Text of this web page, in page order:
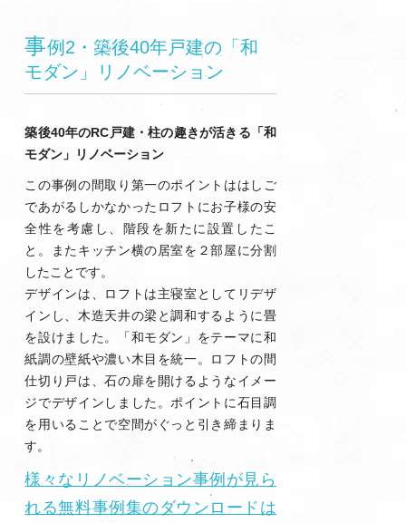
事例2・築後40年戸建の「和
モダン」リノベーション
築後40年のRC戸建・柱の趣きが活きる「和
モダン」リノベーション
この事例の間取り第一のポイントははしご
であがるしかなかったロフトにお子様の安
全性を考慮し、階段を新たに設置したこ
と。またキッチン横の居室を２部屋に分割
したことです。
デザインは、ロフトは主寝室としてリデザ
インし、木造天井の梁と調和するように畳
を設けました。「和モダン」をテーマに和
紙調の壁紙や濃い木目を統一。ロフトの間
仕切り戸は、石の扉を開けるようなイメー
ジでデザインしました。ポイントに石目調
を用いることで空間がぐっと引き締まりま
す。
様々なリノベーション事例が見ら
れる無料事例集のダウンロードは